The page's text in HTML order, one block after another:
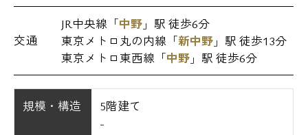
交通
JR中央線「中野 」駅 徒歩6分
東京メトロ丸の内線「新中野 」駅 徒歩13分
東京メトロ東西線「中野 」駅 徒歩6分
規模・構造
5階建て
-